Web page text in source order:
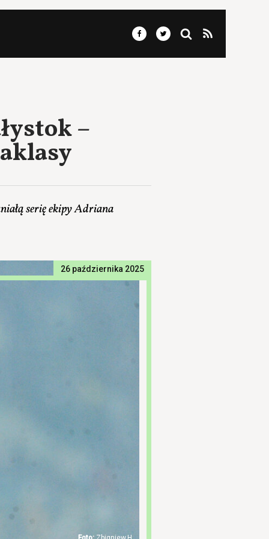
–
serię ekipy Adriana
26 października 2025